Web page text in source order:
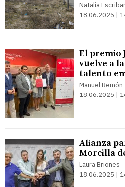
Natalia
18.06.2025 |
El premio
vuelve a
talento
Manuel Remón
18.06.2025 |
Alianza
Morcilla
Laura Briones
18.06.2025 |